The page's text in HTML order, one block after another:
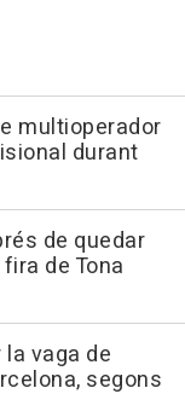
multioperador
durant
de quedar
de Tona
vaga de
segons